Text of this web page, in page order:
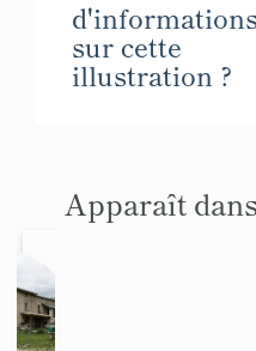
sur cette
illustration ?
Apparaît